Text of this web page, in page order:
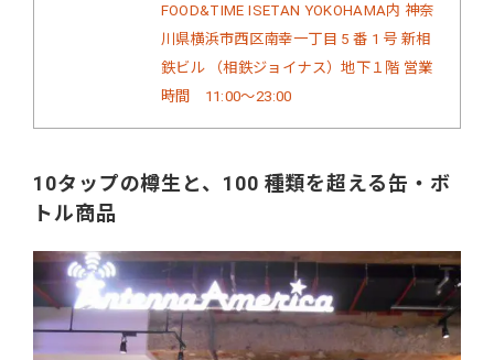
FOOD&TIME ISETAN YOKOHAMA内 神奈
川県横浜市西区南幸一丁目 5 番 1 号 新相
鉄ビル （相鉄ジョイナス）地下１階 営業
時間 11:00～23:00
10タップの樽生と、100 種類を超える缶・ボ
トル商品